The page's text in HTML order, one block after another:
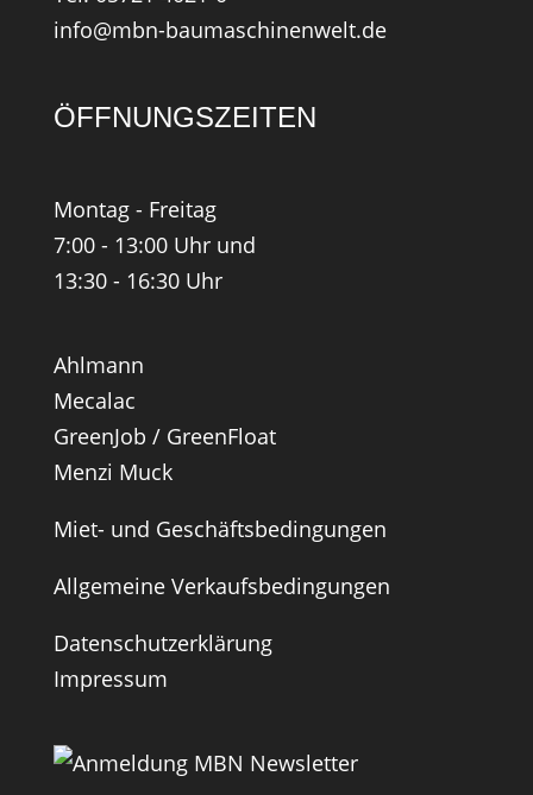
info@mbn-baumaschinenwelt.de
ÖFFNUNGSZEITEN
Montag - Freitag
7:00 - 13:00 Uhr und
13:30 - 16:30 Uhr
Ahlmann
Mecalac
GreenJob / GreenFloat
Menzi Muck
Miet- und Geschäftsbedingungen
Allgemeine Verkaufsbedingungen
Datenschutzerklärung
Impressum